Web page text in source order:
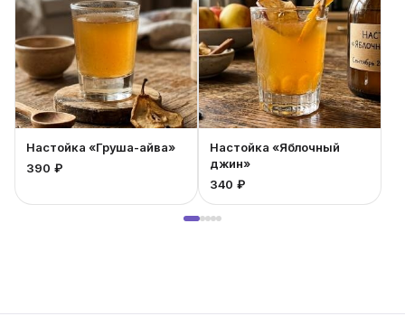
литра.
Настойка «Груша-айва»
390 ₽
Настойка «Яблочный
джин»
340 ₽